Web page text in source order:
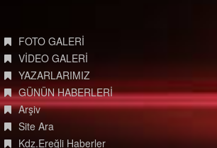
FOTO GALERİ
VİDEO GALERİ
YAZARLARIMIZ
GÜNÜN HABERLERİ
Arşiv
Site Ara
Kdz.Ereğli Haberler